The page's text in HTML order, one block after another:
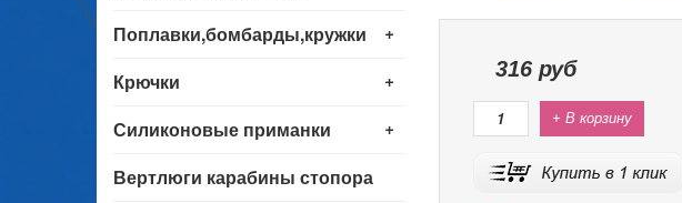
+
Поплавки,бомбарды,кружки
+
Крючки
+
Силиконовые приманки
Вертлюги карабины стопора
316руб
+ В корзину